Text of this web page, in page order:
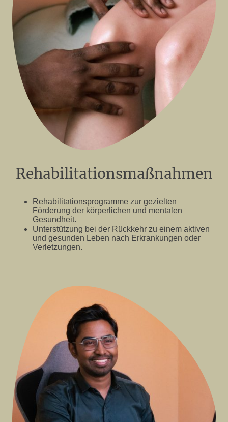
Rehabilitationsmaßnahmen
Rehabilitationsprogramme zur gezielten
Förderung der körperlichen und mentalen
Gesundheit.
Unterstützung bei der Rückkehr zu einem aktiven
und gesunden Leben nach Erkrankungen oder
Verletzungen.